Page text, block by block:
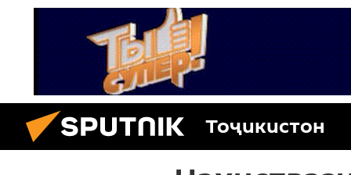
Тоҷикистон